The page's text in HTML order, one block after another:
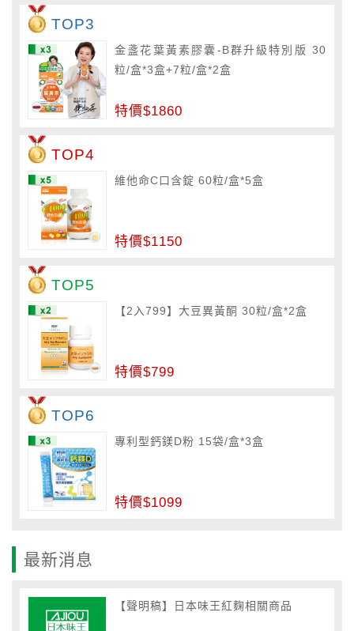
TOP3
金盞花葉黃素膠囊-B群升級特別版 30
粒/盒*3盒+7粒/盒*2盒
特價$1860
TOP4
維他命C口含錠 60粒/盒*5盒
特價$1150
TOP5
【2入799】大豆異黃酮 30粒/盒*2盒
特價$799
TOP6
專利型鈣鎂D粉 15袋/盒*3盒
特價$1099
最新消息
【聲明稿】日本味王紅麴相關商品